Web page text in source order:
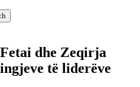
dhe Zeqirja
të liderëve